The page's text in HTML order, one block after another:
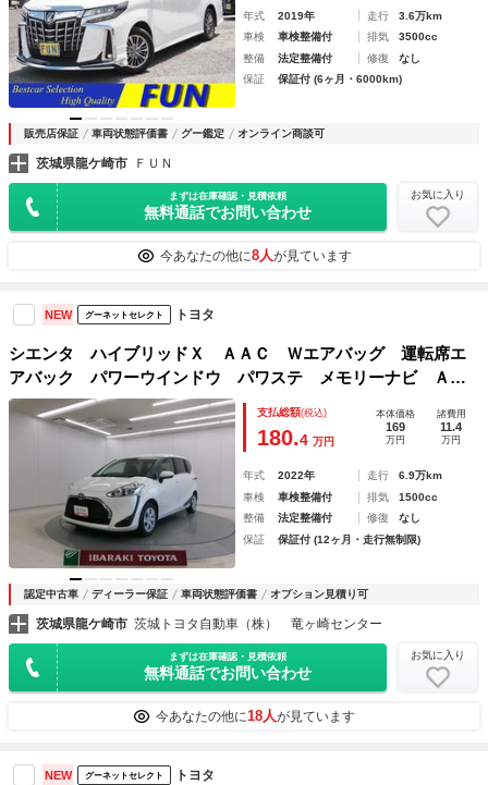
年式 2019年 走行
3.6万km
車検
車検整備付 排気
3500cc
整備
法定整備付 修復
なし
保証
保証付 (6ヶ月・6000km)
販売店保証 車両状態評価書 グー鑑定 オンライン商談可
茨城県龍ケ崎市 ＦＵＮ
まずは在庫確認・見積依頼
無料通話でお問い合わせ
お気に入り
今あなたの他に8人が見ています
NEW グーネットセレクト トヨタ
シエンタ ハイブリッドＸ ＡＡＣ Ｗエアバッグ 運転席エ
アバック パワーウインドウ パワステ メモリーナビ ＡＢ
Ｓ ナビ
支払総額(税込)
180.4 万円
本体価格
169
万円
諸費用
11.4
万円
年式 2022年 走行
6.9万km
車検
車検整備付 排気
1500cc
整備
法定整備付 修復
なし
保証
保証付 (12ヶ月・走行無制限)
認定中古車 ディーラー保証 車両状態評価書 オプション見積り可
茨城県龍ケ崎市 茨城トヨタ自動車（株） 竜ヶ崎センター
まずは在庫確認・見積依頼
無料通話でお問い合わせ
お気に入り
今あなたの他に18人が見ています
NEW グーネットセレクト トヨタ